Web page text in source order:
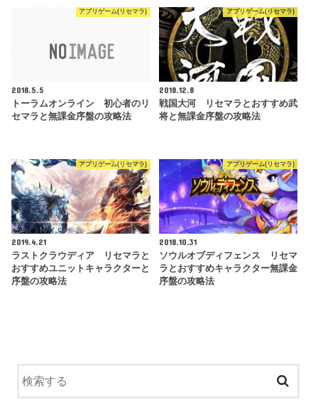
アプリゲーム(リセマラ)
2018.5.5
トーラムオンライン 初心者のリ
セマラと無課金序盤の攻略法
アプリゲーム(リセマラ)
2018.12.8
戦国大河 リセマラとおすすめ武
将と無課金序盤の攻略法
アプリゲーム(リセマラ)
2019.4.21
ラストクラウディア リセマラと
おすすめユニットキャラクターと
序盤の攻略法
アプリゲーム(リセマラ)
2018.10.31
ソウルオブディフェンス リセマ
ラとおすすめキャラクター無課金
序盤の攻略法